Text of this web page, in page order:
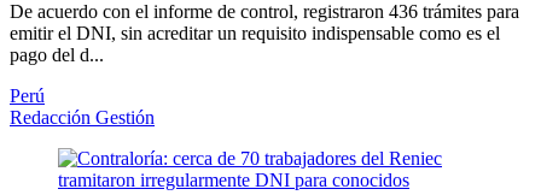
De acuerdo con el informe de control, registraron 436 trámites para
emitir el DNI, sin acreditar un requisito indispensable como es el
pago del d...
Perú
Redacción Gestión